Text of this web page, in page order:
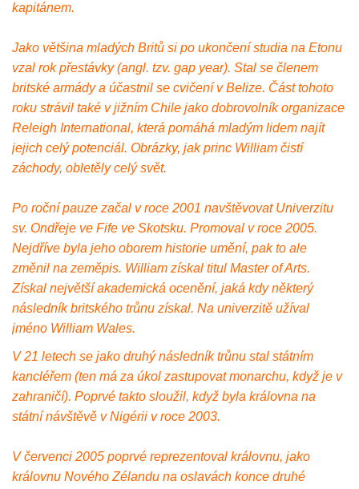
kapitánem.
Jako většina mladých Britů si po ukončení studia na Etonu
vzal rok přestávky (angl. tzv. gap year). Stal se členem
britské armády a účastnil se cvičení v Belize. Část tohoto
roku strávil také v jižním Chile jako dobrovolník organizace
Releigh International, která pomáhá mladým lidem najít
jejich celý potenciál. Obrázky, jak princ William čistí
záchody, obletěly celý svět.
Po roční pauze začal v roce 2001 navštěvovat Univerzitu
sv. Ondřeje ve Fife ve Skotsku. Promoval v roce 2005.
Nejdříve byla jeho oborem historie umění, pak to ale
změnil na zeměpis. William získal titul Master of Arts.
Získal největší akademická ocenění, jaká kdy některý
následník britského trůnu získal. Na univerzitě užíval
jméno William Wales.
V 21 letech se jako druhý následník trůnu stal státním
kancléřem (ten má za úkol zastupovat monarchu, když je v
zahraničí). Poprvé takto sloužil, když byla královna na
státní návštěvě v Nigérii v roce 2003.
V červenci 2005 poprvé reprezentoval královnu, jako
královnu Nového Zélandu na oslavách konce druhé